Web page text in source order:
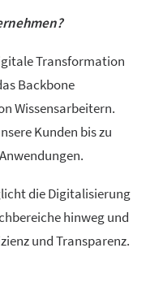
Transformation
Backbone
Wissensarbeitern.
Kunden bis zu
die Digitalisierung
hinweg und
und Transparenz.